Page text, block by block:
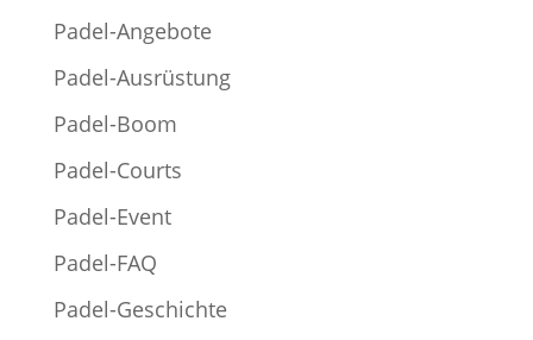
Padel-Angebote
Padel-Ausrüstung
Padel-Boom
Padel-Courts
Padel-Event
Padel-FAQ
Padel-Geschichte